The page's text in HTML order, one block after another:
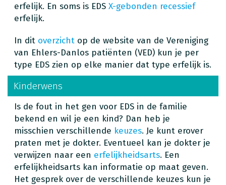
erfelijk. En soms is EDS X-gebonden recessief
erfelijk.
In dit overzicht op de website van de Vereniging
van Ehlers-Danlos patiënten (VED) kun je per
type EDS zien op elke manier dat type erfelijk is.
Kinderwens
Is de fout in het gen voor EDS in de familie
bekend en wil je een kind? Dan heb je
misschien verschillende keuzes. Je kunt erover
praten met je dokter. Eventueel kan je dokter je
verwijzen naar een erfelijkheidsarts. Een
erfelijkheidsarts kan informatie op maat geven.
Het gesprek over de verschillende keuzes kun je